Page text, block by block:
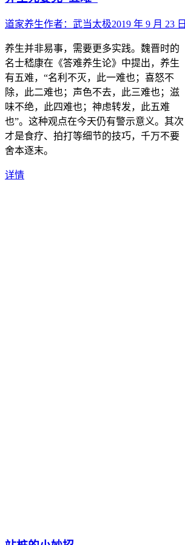
道家养生作者： 武当太极2019 年 9 月 23 日
养生并非易事，需要更多实践。魏晋时的
名士嵇康在《答难养生论》中提出，养生
有五难，“名利不灭，此一难也；喜怒不
除，此二难也；声色不去，此三难也；滋
味不绝，此四难也；神虑转发，此五难
也”。这种观点在今天仍有警示意义。其次
才是食疗、拍打等细节的技巧，千万不要
舍本逐末。
详情